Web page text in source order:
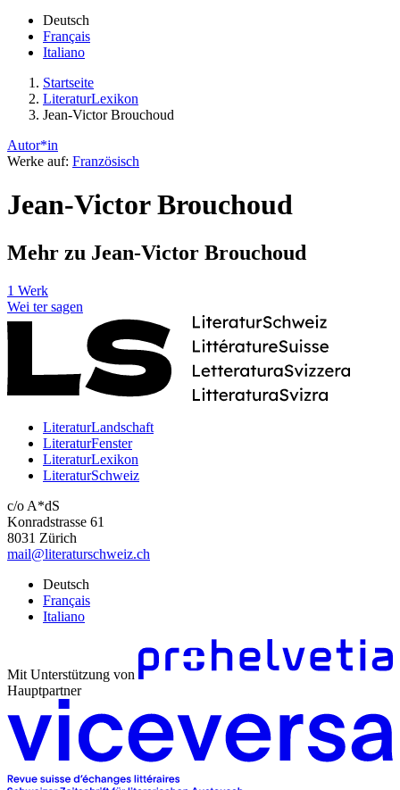
Deutsch
Français
Italiano
Startseite
LiteraturLexikon
Jean-Victor Brouchoud
Autor*in
Werke auf: Französisch
Jean-Victor Brouchoud
Mehr zu Jean-Victor Brouchoud
1 Werk
Wei ter sagen
LiteraturLandschaft
LiteraturFenster
LiteraturLexikon
LiteraturSchweiz
c/o A*dS
Konradstrasse 61
8031 Zürich
mail@literaturschweiz.ch
Deutsch
Français
Italiano
Mit Unterstützung von
Hauptpartner